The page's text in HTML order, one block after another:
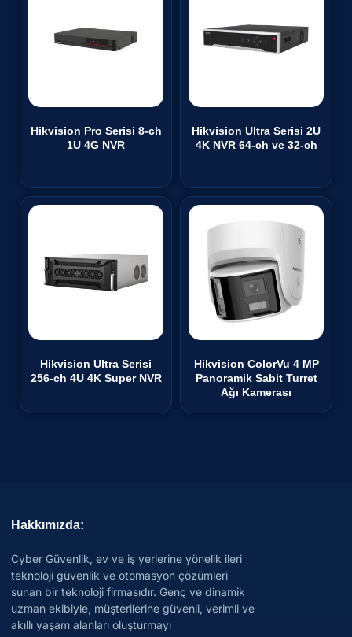
Hikvision Pro Serisi 8-ch
1U 4G NVR
Hikvision Ultra Serisi 2U
4K NVR 64-ch ve 32-ch
Hikvision Ultra Serisi
256-ch 4U 4K Super NVR
Hikvision ColorVu 4 MP
Panoramik Sabit Turret
Ağı Kamerası
Hakkımızda:
Cyber Güvenlik, ev ve iş yerlerine yönelik ileri
teknoloji güvenlik ve otomasyon çözümleri
sunan bir teknoloji firmasıdır. Genç ve dinamik
uzman ekibiyle, müşterilerine güvenli, verimli ve
akıllı yaşam alanları oluşturmayı